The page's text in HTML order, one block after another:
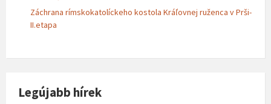
Záchrana rímskokatolíckeho kostola Kráľovnej ruženca v Prši-
II.etapa
Legújabb hírek